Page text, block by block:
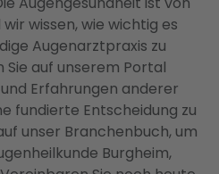
wissen, wie wichtig es
Augenarztpraxis zu
Sie auf unserem Portal
Erfahrungen anderer
fundierte Entscheidung zu
unser Branchenbuch, um
Burgheim,